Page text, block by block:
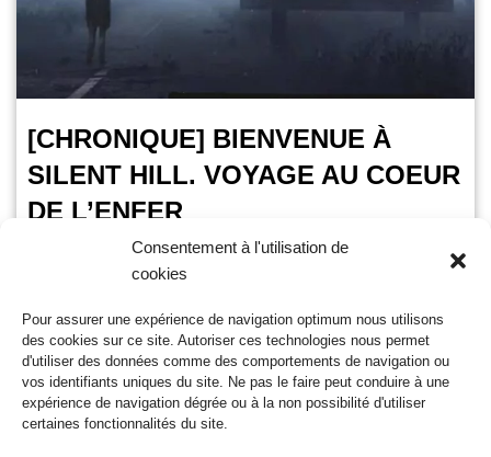
Consentement à l'utilisation de
cookies
Pour assurer une expérience de navigation optimum nous utilisons
des cookies sur ce site. Autoriser ces technologies nous permet
d'utiliser des données comme des comportements de navigation ou
vos identifiants uniques du site. Ne pas le faire peut conduire à une
expérience de navigation dégrée ou à la non possibilité d'utiliser
certaines fonctionnalités du site.
[CHRONIQUE] BIENVENUE À
SILENT HILL. VOYAGE AU COEUR
DE L’ENFER
17 mars 2024
Sorti initialement en 2016, Bienvenue à Silent Hill. Voyage au
coeur de l’enfer avait rencontré un succès amplement
mérité. Alors que la saga commence à… Lire la suite »